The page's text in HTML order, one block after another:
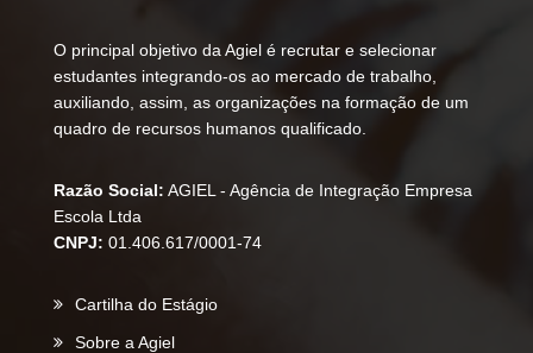
O principal objetivo da Agiel é recrutar e selecionar
estudantes integrando-os ao mercado de trabalho,
auxiliando, assim, as organizações na formação de um
quadro de recursos humanos qualificado.
Razão Social: AGIEL - Agência de Integração Empresa
Escola Ltda
CNPJ: 01.406.617/0001-74
Cartilha do Estágio
Sobre a Agiel